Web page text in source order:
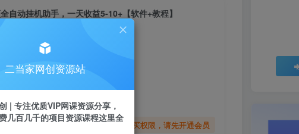
自动挂机助手，一天收益5-10+【软件+教程】
查看
您暂无购买权限，请先开通会员
二当家网创资源站
| 专注优质VIP网课资源分享，
几百几千的项目资源课程这里全